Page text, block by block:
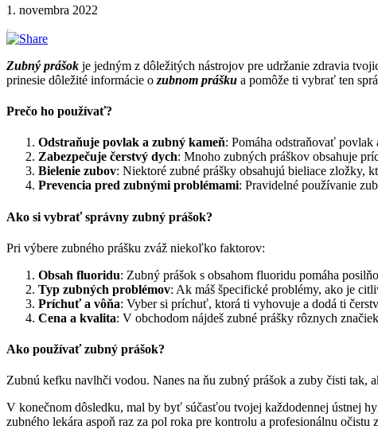
1. novembra 2022
Zubný prášok je jedným z dôležitých nástrojov pre udržanie zdravia
prinesie dôležité informácie o zubnom prášku a pomôže ti vybrať ten
Prečo ho používať?
Odstraňuje povlak a zubný kameň: Pomáha odstraňovať
Zabezpečuje čerstvý dych: Mnoho zubných práškov obsahuje
Bielenie zubov: Niektoré zubné prášky obsahujú bieliace zložky,
Prevencia pred zubnými problémami: Pravidelné používanie
Ako si vybrať správny zubný prášok?
Pri výbere zubného prášku zváž niekoľko faktorov:
Obsah fluoridu: Zubný prášok s obsahom fluoridu pomáha
Typ zubných problémov: Ak máš špecifické problémy, ako je
Príchuť a vôňa: Vyber si príchuť, ktorá ti vyhovuje a dodá ti
Cena a kvalita: V obchodom nájdeš zubné prášky rôznych
Ako používať zubný prášok?
Zubnú kefku navlhči vodou. Nanes na ňu zubný prášok a zuby čisti tak,
V konečnom dôsledku, mal by byť súčasťou tvojej každodennej ústnej
zubného lekára aspoň raz za pol roka pre kontrolu a profesionálnu očistu